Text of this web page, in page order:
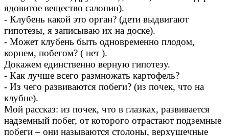
ядовитое вещество салонин).
- Клубень какой это орган? (дети выдвигают
гипотезы, я записываю их на доске).
- Может клубень быть одновременно плодом,
корнем, побегом? ( нет ).
Докажем единственно верную гипотезу.
- Как лучше всего размножать картофель?
- Из чего развиваются побеги? (из почек, что на
клубне).
Мой рассказ: из почек, что в глазках, развивается
надземный побег, от которого отрастают подземные
побеги – они называются столоны, верхушечные